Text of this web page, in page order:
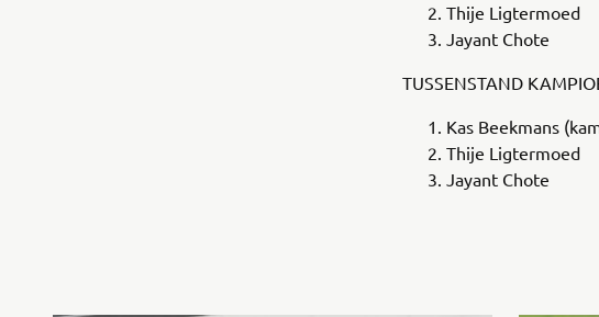
Thije Ligtermoed
Jayant Chote
TUSSENSTAND
Kas Beekmans
Thije Ligtermoed
Jayant Chote